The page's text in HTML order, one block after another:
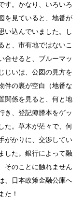
す。かなり、いろいろ
を見ていると、地番が
い込んでいました。し
と、市有地ではないこ
合せると、ブルーマッ
じいは、公図の見方を
件の裏が空白（地番な
関係を見ると、何と地
き、登記簿謄本をゲッ
た。草木が茫々で、何
がかりに、交渉してい
した。銀行によって融
そのことに触れません
、日本政策金融公庫へ
た！